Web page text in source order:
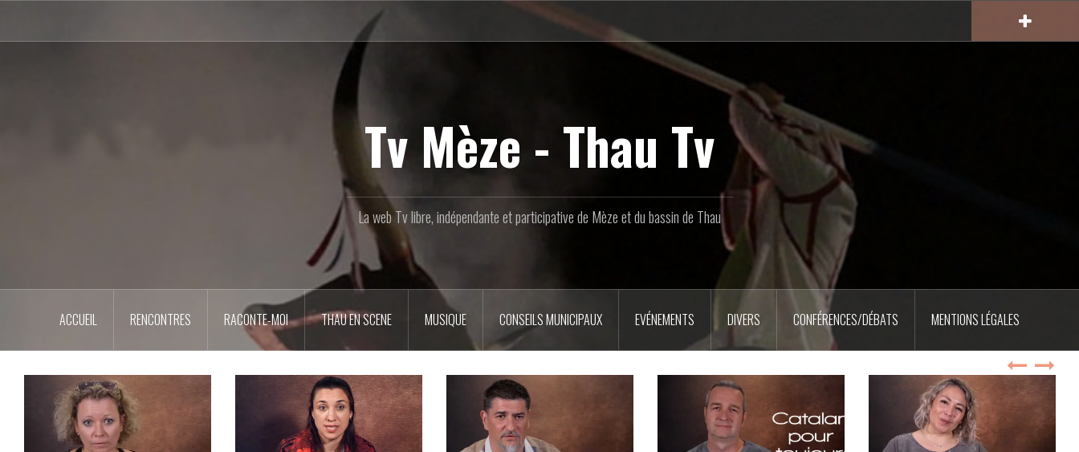
contenu
Tv Mèze - Thau Tv
La web Tv libre, indépendante et participative de Mèze et du bassin de Thau
ACCUEIL RENCONTRES RACONTE-MOI THAU EN SCENE MUSIQUE CONSEILS MUNICIPAUX EVÉNEMENTS DIVERS CONFÉRENCES/DÉBATS MENTIONS LÉGALES